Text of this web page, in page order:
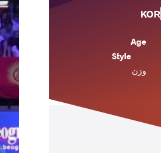
KOR
Age
Style
وزن